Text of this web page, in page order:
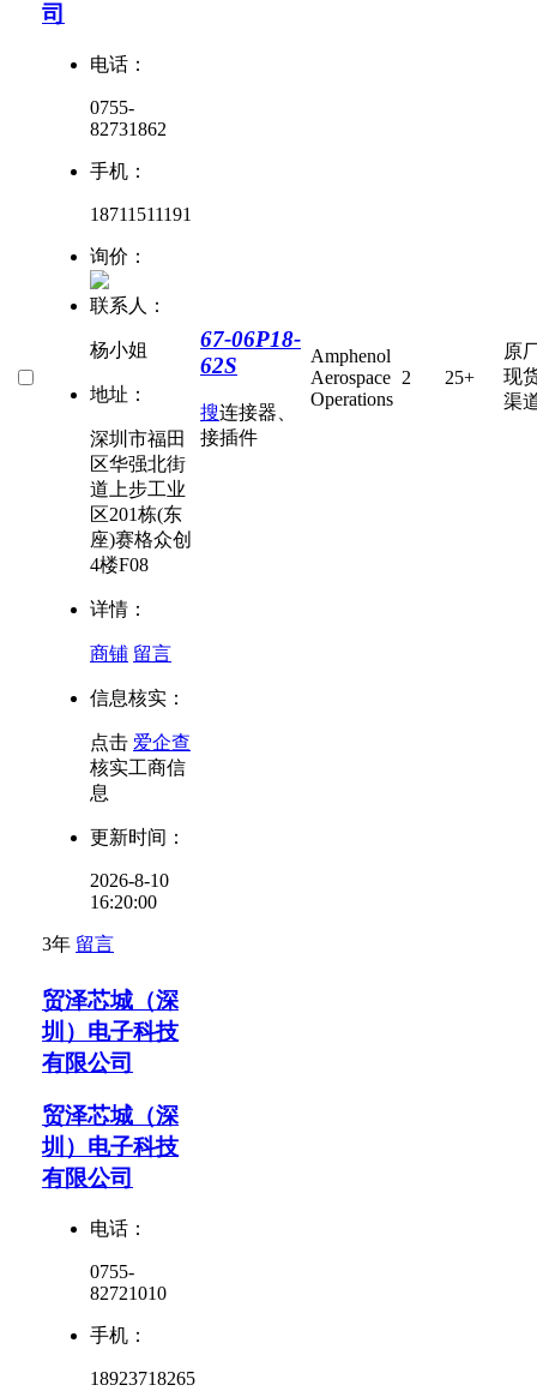
司
电话：
0755-
82731862
手机：
18711511191
询价：
联系人：
杨小姐
地址：
深圳市福田
区华强北街
道上步工业
区201栋(东
座)赛格众创
4楼F08
详情：
商铺 留言
信息核实：
点击 爱企查
核实工商信
息
更新时间：
2026-8-10
16:20:00
3年 留言
67-06P18-
62S
搜连接器、
接插件
Amphenol
Aerospace
Operations
2 25+
原
现
渠
贸泽芯城（深
圳）电子科技
有限公司
贸泽芯城（深
圳）电子科技
有限公司
电话：
0755-
82721010
手机：
18923718265